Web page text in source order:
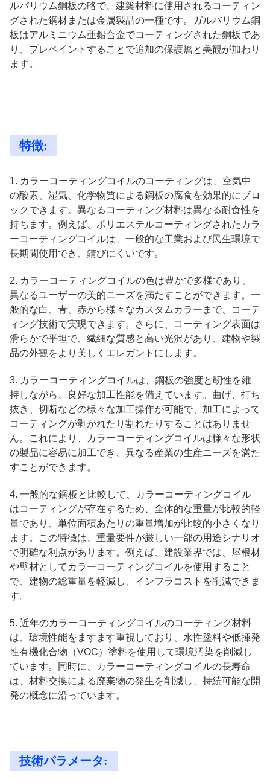
ルバリウム鋼板の略で、建築材料に使用されるコーティン
グされた鋼材または金属製品の一種です。ガルバリウム鋼
板はアルミニウム亜鉛合金でコーティングされた鋼板であ
り、プレペイントすることで追加の保護層と美観が加わり
ます。
特徴:
1. カラーコーティングコイルのコーティングは、空気中
の酸素、湿気、化学物質による鋼板の腐食を効果的にブロ
ックできます。異なるコーティング材料は異なる耐食性を
持ちます。例えば、ポリエステルコーティングされたカラ
ーコーティングコイルは、一般的な工業および民生環境で
長期間使用でき、錆びにくいです。
2. カラーコーティングコイルの色は豊かで多様であり、
異なるユーザーの美的ニーズを満たすことができます。一
般的な白、青、赤から様々なカスタムカラーまで、コーテ
ィング技術で実現できます。さらに、コーティング表面は
滑らかで平坦で、繊細な質感と高い光沢があり、建物や製
品の外観をより美しくエレガントにします。
3. カラーコーティングコイルは、鋼板の強度と靭性を維
持しながら、良好な加工性能を備えています。曲げ、打ち
抜き、切断などの様々な加工操作が可能で、加工によって
コーティングが剥がれたり割れたりすることはありませ
ん。これにより、カラーコーティングコイルは様々な形状
の製品に容易に加工でき、異なる産業の生産ニーズを満た
すことができます。
4. 一般的な鋼板と比較して、カラーコーティングコイル
はコーティングが存在するため、全体的な重量が比較的軽
量であり、単位面積あたりの重量増加が比較的小さくなり
ます。この特徴は、重量要件が厳しい一部の用途シナリオ
で明確な利点があります。例えば、建設業界では、屋根材
や壁材としてカラーコーティングコイルを使用すること
で、建物の総重量を軽減し、インフラコストを削減できま
す。
5. 近年のカラーコーティングコイルのコーティング材料
は、環境性能をますます重視しており、水性塗料や低揮発
性有機化合物（VOC）塗料を使用して環境汚染を削減し
ています。同時に、カラーコーティングコイルの長寿命
は、材料交換による廃棄物の発生を削減し、持続可能な開
発の概念に沿っています。
技術パラメータ: